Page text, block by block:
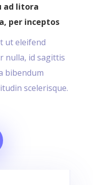
ad litora
per inceptos
ut eleifend
nulla, id sagittis
bibendum
scelerisque.